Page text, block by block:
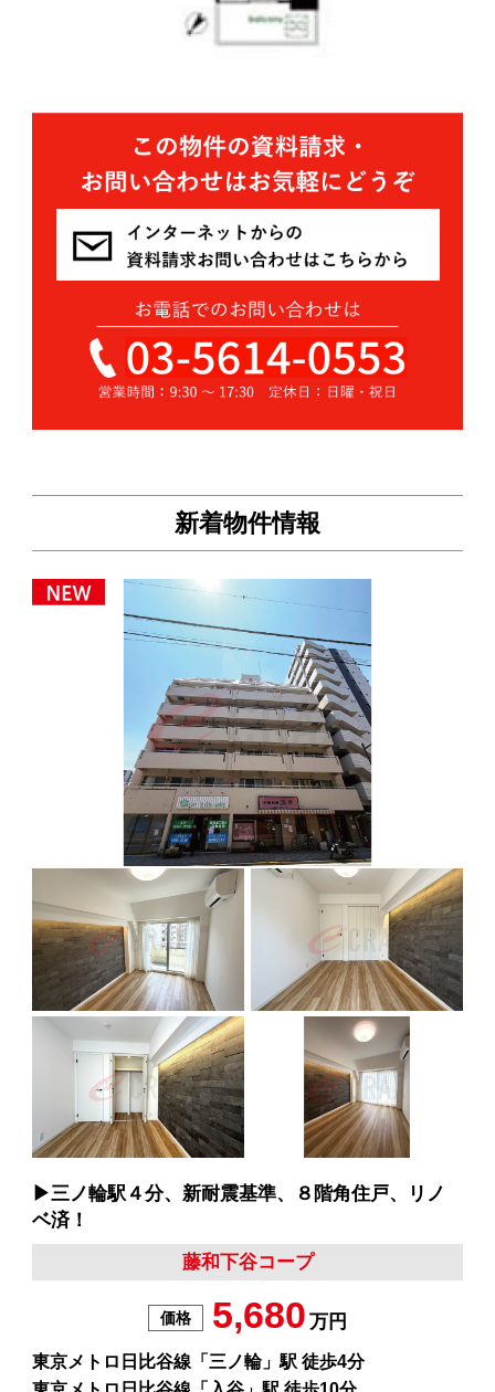
新着物件情報
▶︎三ノ輪駅４分、新耐震基準、８階角住戸、リノ
ベ済！
藤和下谷コープ
価格 5,680 万円
東京メトロ日比谷線「三ノ輪」駅 徒歩4分